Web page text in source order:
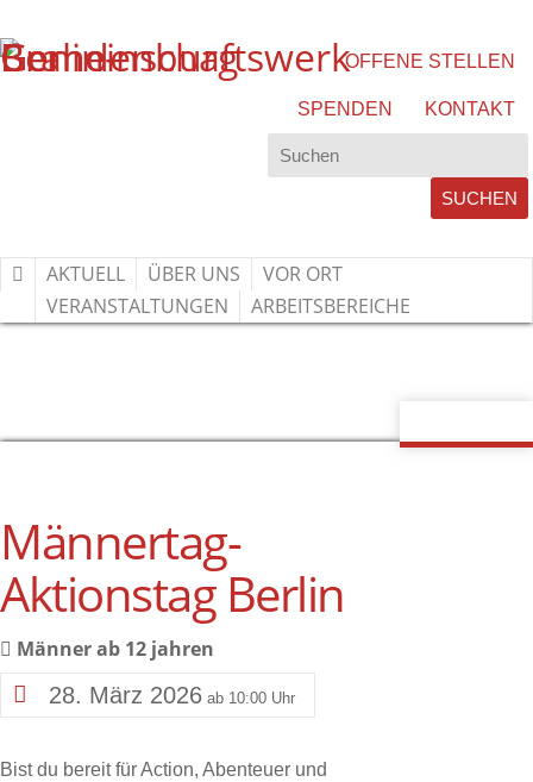
OFFENE STELLEN
SPENDEN KONTAKT
AKTUELL ÜBER UNS
VOR ORT
VERANSTALTUNGEN
ARBEITSBEREICHE
Männertag-
Aktionstag Berlin
Männer ab 12 jahren
28. März 2026 10:00
Bist du bereit für Action, Abenteuer und